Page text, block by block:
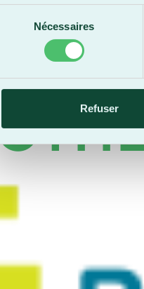
Nécessaires
Refuser